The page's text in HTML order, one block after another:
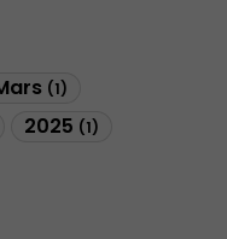
(1)
2025 (1)